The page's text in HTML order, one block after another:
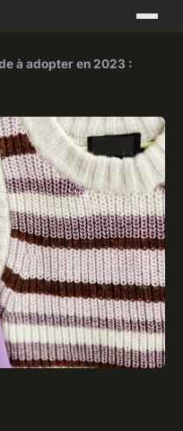
à adopter en 2023 :